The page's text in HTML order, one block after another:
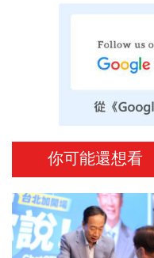
你可能還想看